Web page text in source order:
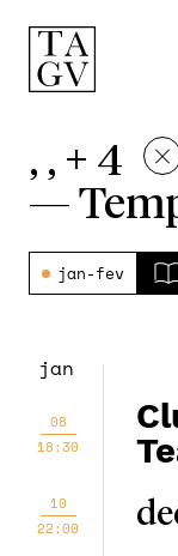
, , + 4
—
jan-fev
jan
08
18:30
10
22:00